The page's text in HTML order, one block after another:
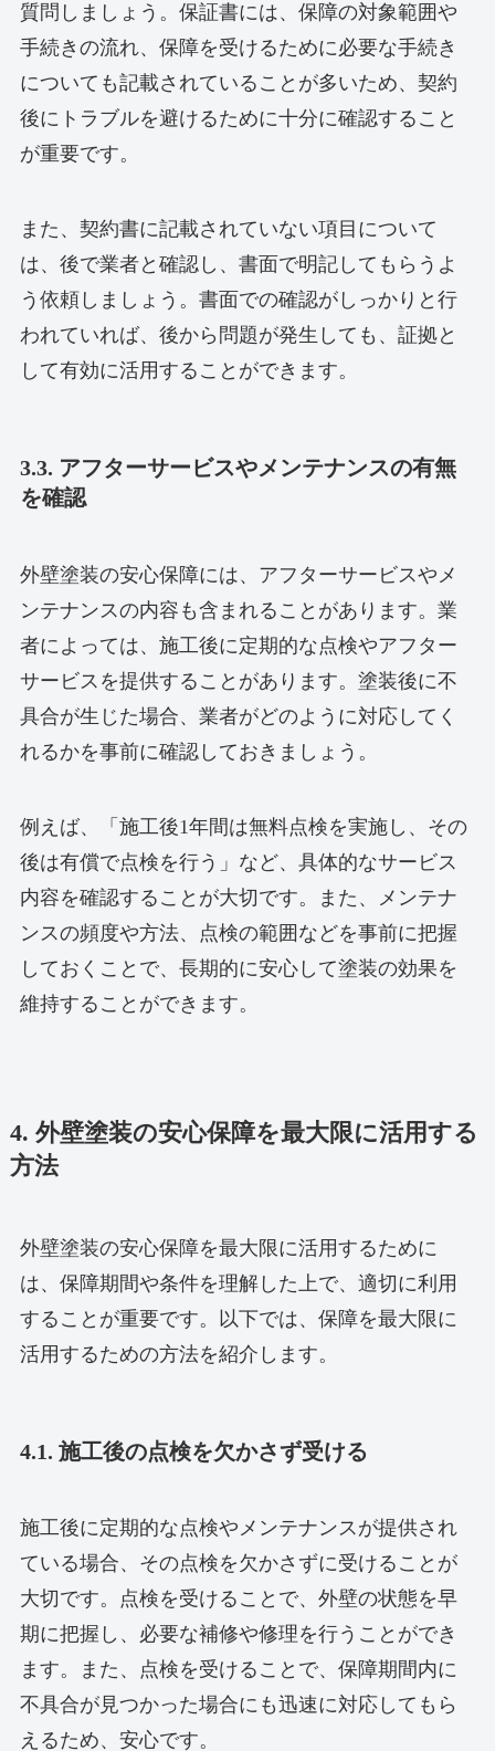
質問しましょう。保証書には、保障の対象範囲や
手続きの流れ、保障を受けるために必要な手続き
についても記載されていることが多いため、契約
後にトラブルを避けるために十分に確認すること
が重要です。
また、契約書に記載されていない項目について
は、後で業者と確認し、書面で明記してもらうよ
う依頼しましょう。書面での確認がしっかりと行
われていれば、後から問題が発生しても、証拠と
して有効に活用することができます。
3.3. アフターサービスやメンテナンスの有無
を確認
外壁塗装の安心保障には、アフターサービスやメ
ンテナンスの内容も含まれることがあります。業
者によっては、施工後に定期的な点検やアフター
サービスを提供することがあります。塗装後に不
具合が生じた場合、業者がどのように対応してく
れるかを事前に確認しておきましょう。
例えば、「施工後1年間は無料点検を実施し、その
後は有償で点検を行う」など、具体的なサービス
内容を確認することが大切です。また、メンテナ
ンスの頻度や方法、点検の範囲などを事前に把握
しておくことで、長期的に安心して塗装の効果を
維持することができます。
4. 外壁塗装の安心保障を最大限に活用する
方法
外壁塗装の安心保障を最大限に活用するために
は、保障期間や条件を理解した上で、適切に利用
することが重要です。以下では、保障を最大限に
活用するための方法を紹介します。
4.1. 施工後の点検を欠かさず受ける
施工後に定期的な点検やメンテナンスが提供され
ている場合、その点検を欠かさずに受けることが
大切です。点検を受けることで、外壁の状態を早
期に把握し、必要な補修や修理を行うことができ
ます。また、点検を受けることで、保障期間内に
不具合が見つかった場合にも迅速に対応してもら
えるため、安心です。